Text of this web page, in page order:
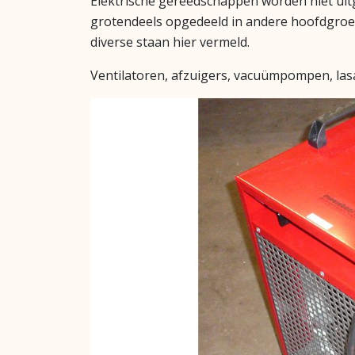
grotendeels opgedeeld in andere
diverse staan hier vermeld.
Ventilatoren, afzuigers, vacuümpompen,